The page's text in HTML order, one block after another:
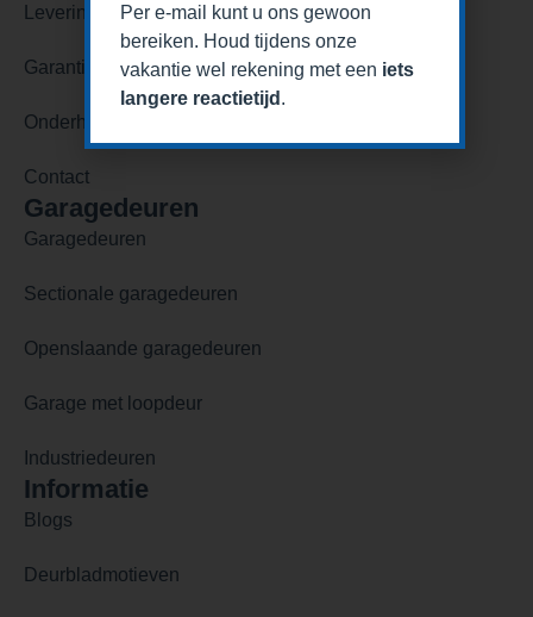
Levering en levertijden
Garantie
Onderhoud en reparatie
Contact
Garagedeuren
Garagedeuren
Sectionale garagedeuren
Openslaande garagedeuren
Garage met loopdeur
Industriedeuren
Informatie
Blogs
Deurbladmotieven
Per e-mail kunt u ons gewoon
bereiken. Houd tijdens onze
vakantie wel rekening met een iets
langere reactietijd .